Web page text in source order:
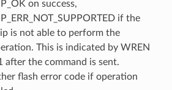
on success,
if the
is not able to perform the
This is indicated by WREN
after the command is sent.
flash error code if operation